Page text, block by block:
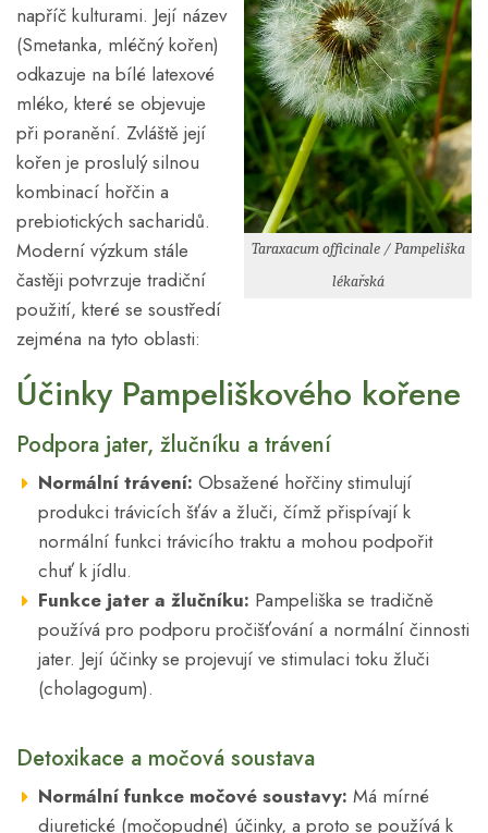
Taraxacum officinale / Pampeliška
lékařská
napříč kulturami. Její název
(Smetanka, mléčný kořen)
odkazuje na bílé latexové
mléko, které se objevuje
při poranění. Zvláště její
kořen je proslulý silnou
kombinací hořčin a
prebiotických sacharidů.
Moderní výzkum stále
častěji potvrzuje tradiční
použití, které se soustředí
zejména na tyto oblasti:
Účinky Pampeliškového kořene
Podpora jater, žlučníku a trávení
Normální trávení: Obsažené hořčiny stimulují
produkci trávicích šťáv a žluči, čímž přispívají k
normální funkci trávicího traktu a mohou podpořit
chuť k jídlu.
Funkce jater a žlučníku: Pampeliška se tradičně
používá pro podporu pročišťování a normální činnosti
jater. Její účinky se projevují ve stimulaci toku žluči
(cholagogum).
Detoxikace a močová soustava
Normální funkce močové soustavy: Má mírné
diuretické (močopudné) účinky, a proto se používá k